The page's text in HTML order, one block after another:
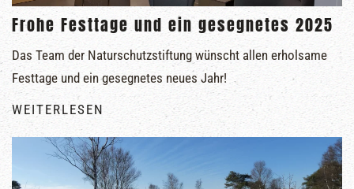
Frohe Festtage und ein gesegnetes 2025
Das Team der Naturschutzstiftung wünscht allen erholsame
Festtage und ein gesegnetes neues Jahr!
WEITERLESEN